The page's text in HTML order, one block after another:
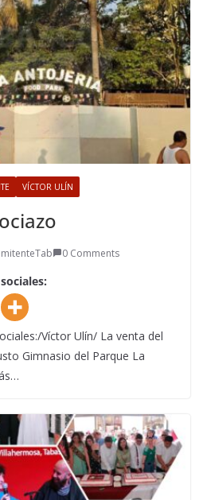
VÍCTOR ULÍN
0 Comments
Víctor Ulín/ La venta del
Gimnasio del Parque La